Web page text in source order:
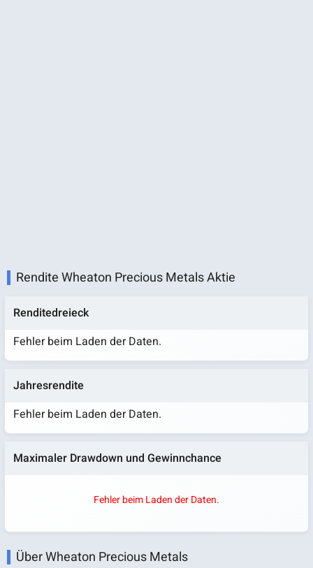
Rendite Wheaton Precious Metals Aktie
Renditedreieck
Fehler beim Laden der Daten.
Jahresrendite
Fehler beim Laden der Daten.
Maximaler Drawdown und Gewinnchance
Fehler beim Laden der Daten.
Über Wheaton Precious Metals